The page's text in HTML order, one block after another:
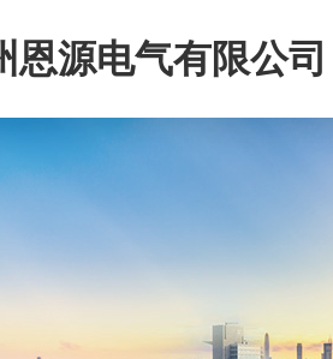
恩源电气有限公司